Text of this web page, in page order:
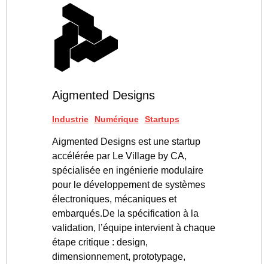
Aigmented Designs
Industrie Numérique Startups
Aigmented Designs est une startup
accélérée par Le Village by CA,
spécialisée en ingénierie modulaire
pour le développement de systèmes
électroniques, mécaniques et
embarqués.De la spécification à la
validation, l’équipe intervient à chaque
étape critique : design,
dimensionnement, prototypage,